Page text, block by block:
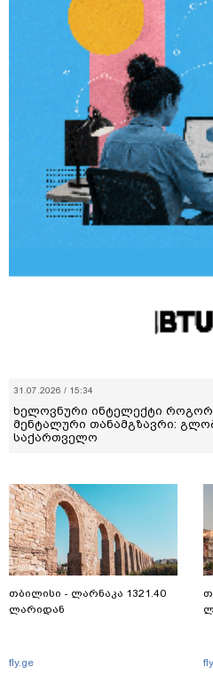
31.07.2026 / 15:34
ხელოვნური ინტელექტი
მენტალური თანამგზავრი:
საქართველო
თბილისი - ლარნაკა 1321.40
ლარიდან
fly.ge